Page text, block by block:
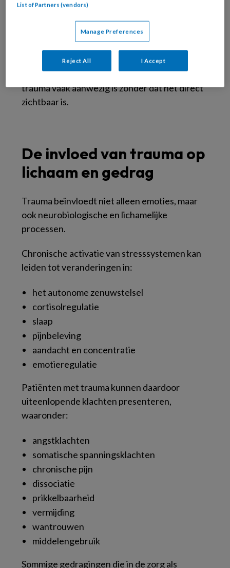
ervaringen geen posttraumatische
stressstoornis (PTSS), maar trauma kan wel
langdurig invloed houden op stressregulatie,
lichamelijke gezondheid en sociale interacties.
Binnen de gezondheidszorg betekent dit dat
trauma vaak aanwezig is zonder dat het direct
zichtbaar is.
De invloed van trauma op
lichaam en gedrag
Trauma beïnvloedt niet alleen emoties, maar
ook neurobiologische en lichamelijke
processen.
Chronische activatie van stresssystemen kan
leiden tot veranderingen in:
het autonome zenuwstelsel
cortisolregulatie
slaap
pijnbeleving
aandacht en concentratie
emotieregulatie
Patiënten met trauma kunnen daardoor
uiteenlopende klachten presenteren,
waaronder:
angstklachten
somatische spanningsklachten
chronische pijn
dissociatie
prikkelbaarheid
vermijding
wantrouwen
middelengebruik
Sommige gedragingen die in de zorg als
List of Partners (vendors)
Manage Preferences
Reject All I Accept